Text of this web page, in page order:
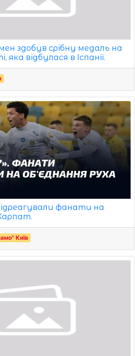
здобув срібну медаль на
яка відбулася в Іспанії.
фанати на
Київ